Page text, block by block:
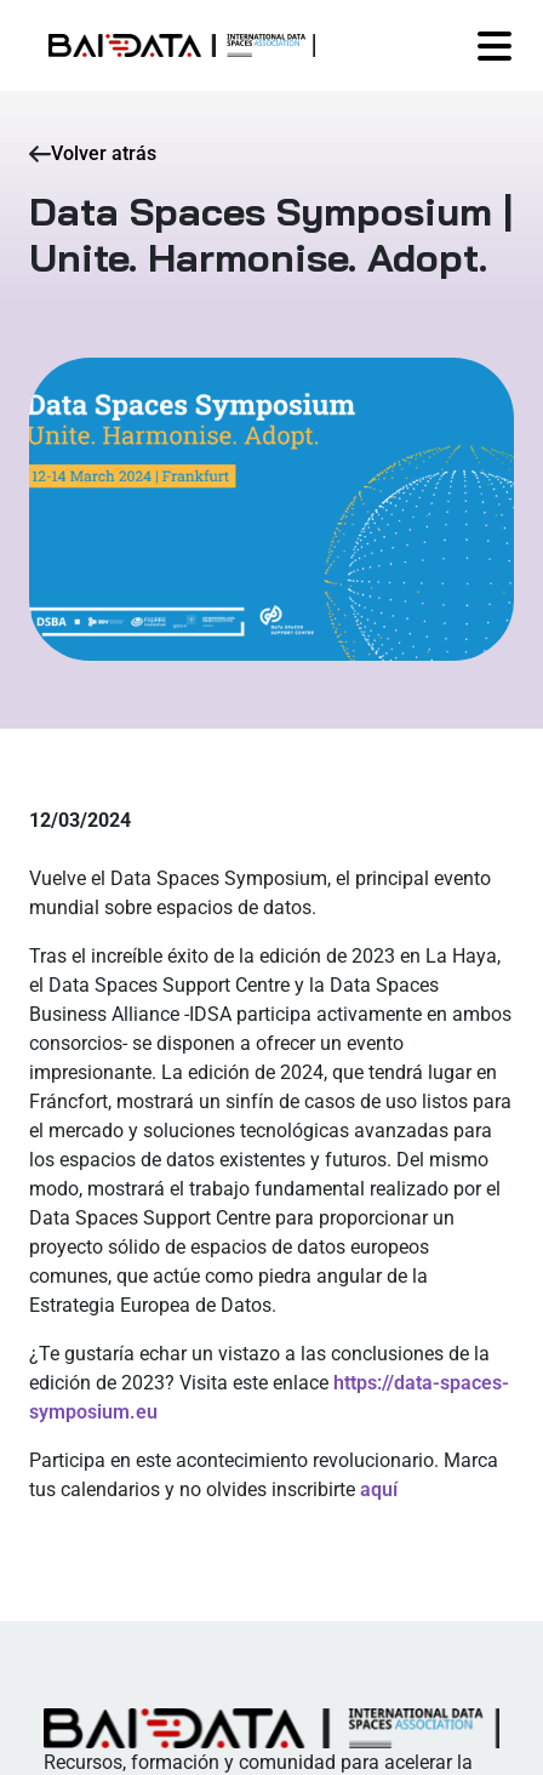
Volver atrás
Data Spaces Symposium |
Unite. Harmonise. Adopt.
12/03/2024
Vuelve el Data Spaces Symposium, el principal evento
mundial sobre espacios de datos.
Tras el increíble éxito de la edición de 2023 en La Haya,
el Data Spaces Support Centre y la Data Spaces
Business Alliance -IDSA participa activamente en ambos
consorcios- se disponen a ofrecer un evento
impresionante. La edición de 2024, que tendrá lugar en
Fráncfort, mostrará un sinfín de casos de uso listos para
el mercado y soluciones tecnológicas avanzadas para
los espacios de datos existentes y futuros. Del mismo
modo, mostrará el trabajo fundamental realizado por el
Data Spaces Support Centre para proporcionar un
proyecto sólido de espacios de datos europeos
comunes, que actúe como piedra angular de la
Estrategia Europea de Datos.
¿Te gustaría echar un vistazo a las conclusiones de la
edición de 2023? Visita este enlace https://data-spaces-
symposium.eu
Participa en este acontecimiento revolucionario. Marca
tus calendarios y no olvides inscribirte aquí
Recursos, formación y comunidad para acelerar la